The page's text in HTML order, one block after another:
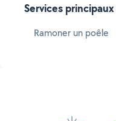
Services principaux
Ramoner un poêle